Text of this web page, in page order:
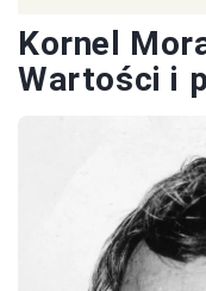
Kornel
Wartości i